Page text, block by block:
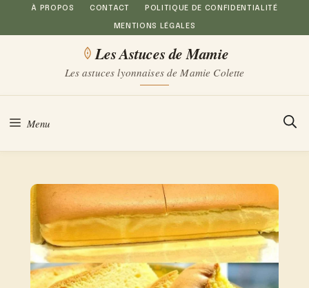
Aller
au
À PROPOS CONTACT POLITIQUE DE CONFIDENTIALITÉ
MENTIONS LÉGALES
Les Astuces de Mamie
Les astuces lyonnaises de Mamie Colette
Menu